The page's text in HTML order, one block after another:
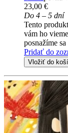
23,00 €
Do 4 – 5 dní
Tento
vám ho
posnažíme
Pridať do
Vložiť do